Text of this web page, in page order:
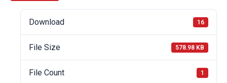
Download 16
File Size 578.98 KB
File Count 1